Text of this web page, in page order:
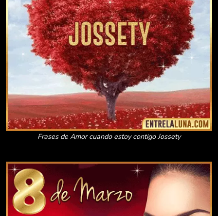
Frases de Amor cuando estoy contigo Jossety